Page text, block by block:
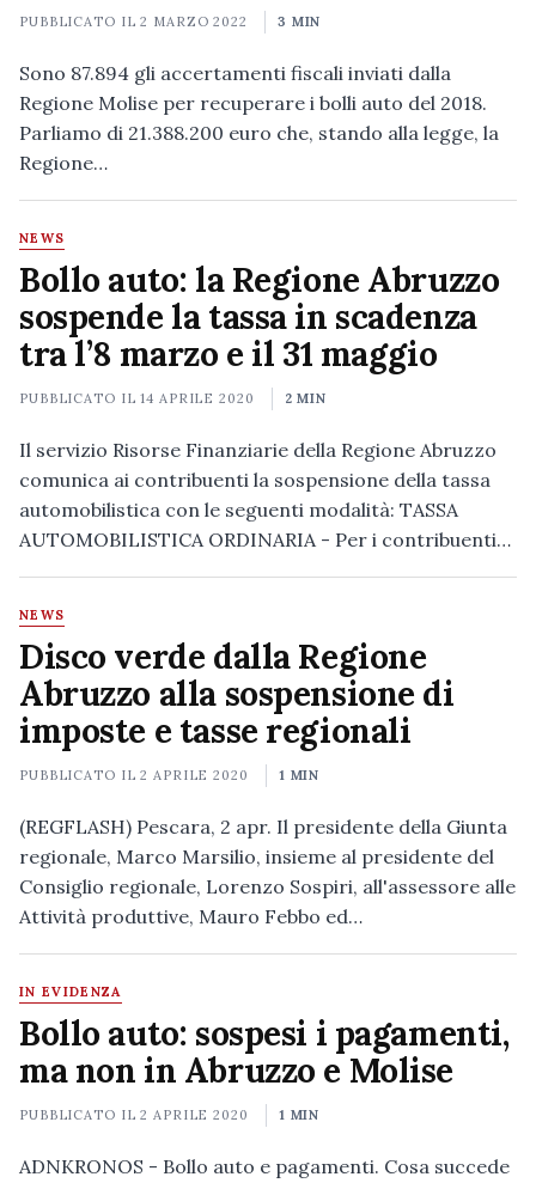
PUBBLICATO IL2 MARZO 2022 3 MIN
Sono 87.894 gli accertamenti fiscali inviati dalla
Regione Molise per recuperare i bolli auto del 2018.
Parliamo di 21.388.200 euro che, stando alla legge, la
Regione…
NEWS
Bollo auto: la Regione Abruzzo
sospende la tassa in scadenza
tra l’8 marzo e il 31 maggio
PUBBLICATO IL14 APRILE 2020 2 MIN
Il servizio Risorse Finanziarie della Regione Abruzzo
comunica ai contribuenti la sospensione della tassa
automobilistica con le seguenti modalità: TASSA
AUTOMOBILISTICA ORDINARIA - Per i contribuenti…
NEWS
Disco verde dalla Regione
Abruzzo alla sospensione di
imposte e tasse regionali
PUBBLICATO IL2 APRILE 2020 1 MIN
(REGFLASH) Pescara, 2 apr. Il presidente della Giunta
regionale, Marco Marsilio, insieme al presidente del
Consiglio regionale, Lorenzo Sospiri, all'assessore alle
Attività produttive, Mauro Febbo ed…
IN EVIDENZA
Bollo auto: sospesi i pagamenti,
ma non in Abruzzo e Molise
PUBBLICATO IL2 APRILE 2020 1 MIN
ADNKRONOS - Bollo auto e pagamenti. Cosa succede